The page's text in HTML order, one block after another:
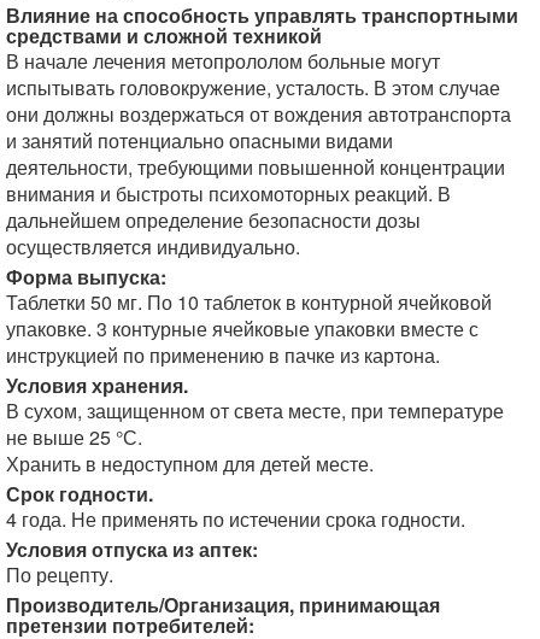
Влияние на способность управлять транспортными
средствами и сложной техникой
В начале лечения метопрололом больные могут
испытывать головокружение, усталость. В этом случае
они должны воздержаться от вождения автотранспорта
и занятий потенциально опасными видами
деятельности, требующими повышенной концентрации
внимания и быстроты психомоторных реакций. В
дальнейшем определение безопасности дозы
осуществляется индивидуально.
Форма выпуска:
Таблетки 50 мг. По 10 таблеток в контурной ячейковой
упаковке. 3 контурные ячейковые упаковки вместе с
инструкцией по применению в пачке из картона.
Условия хранения.
В сухом, защищенном от света месте, при температуре
не выше 25 °С.
Хранить в недоступном для детей месте.
Срок годности.
4 года. Не применять по истечении срока годности.
Условия отпуска из аптек:
По рецепту.
Производитель/Организация, принимающая
претензии потребителей: